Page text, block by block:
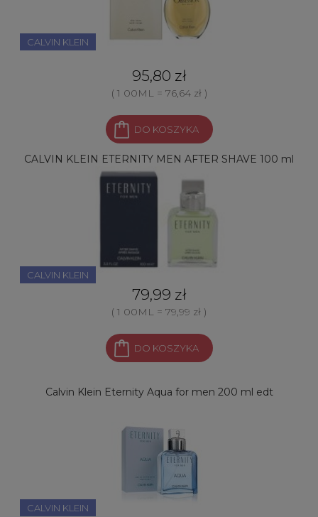
CALVIN KLEIN
95,80 zł
( 1 00ML = 76,64 zł )
DO KOSZYKA
CALVIN KLEIN ETERNITY MEN AFTER SHAVE 100 ml
CALVIN KLEIN
79,99 zł
( 1 00ML = 79,99 zł )
DO KOSZYKA
Calvin Klein Eternity Aqua for men 200 ml edt
CALVIN KLEIN